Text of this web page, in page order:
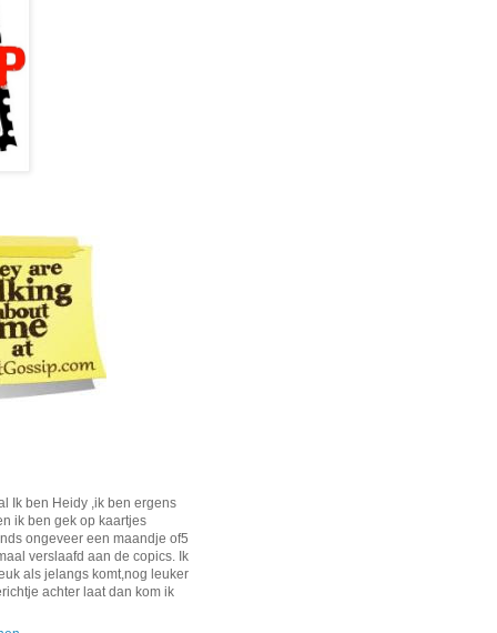
Ik ben Heidy ,ik ben ergens
ik ben gek op kaartjes
ongeveer een maandje of5
verslaafd aan de copics. Ik
als jelangs komt,nog leuker
achter laat dan kom ik